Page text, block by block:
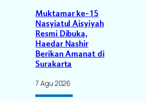
Muktamar ke-15
Nasyiatul Aisyiyah
Resmi Dibuka,
Haedar Nashir
Berikan Amanat di
Surakarta
7 Agu 2026